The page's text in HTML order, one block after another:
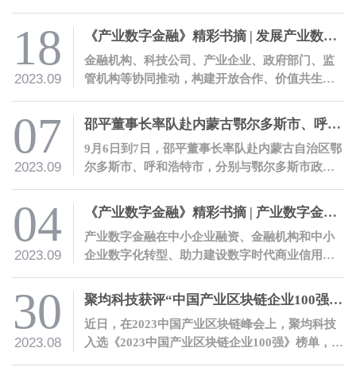
进行主题发言。
18
2023.09
《产业数字金融》精彩书摘 | 发展产业数字金融的十条建议
金融机构、科技公司、产业企业、政府部门、监
管机构等协同推动，构建开放合作、价值共生的
07
2023.09
邵平董事长率队赴内蒙古鄂尔多斯市、呼和浩特市，与当地政府机构、金融机构、地方企业开展交流
9月6日到7日，邵平董事长率队赴内蒙古自治区鄂
尔多斯市、呼和浩特市，分别与鄂尔多斯市政府
联合社座谈交流，并参观调研了国能互通企业光
伏发电基地、罕台川北站煤炭物流园，及鄂尔多
斯市人才科创中心。
04
2023.09
《产业数字金融》精彩书摘 | 产业数字金融七大价值
产业数字金融在中小企业融资、金融机构和中小
企业数字化转型、助力建设数字时代商业信用体
有着巨大的价值。
30
2023.08
聚均科技获评“中国产业区块链企业100强”并荣获“产业区块链典型案例奖”
近日，在2023中国产业区块链峰会上，聚均科技
入选《2023中国产业区块链企业100强》榜单，公